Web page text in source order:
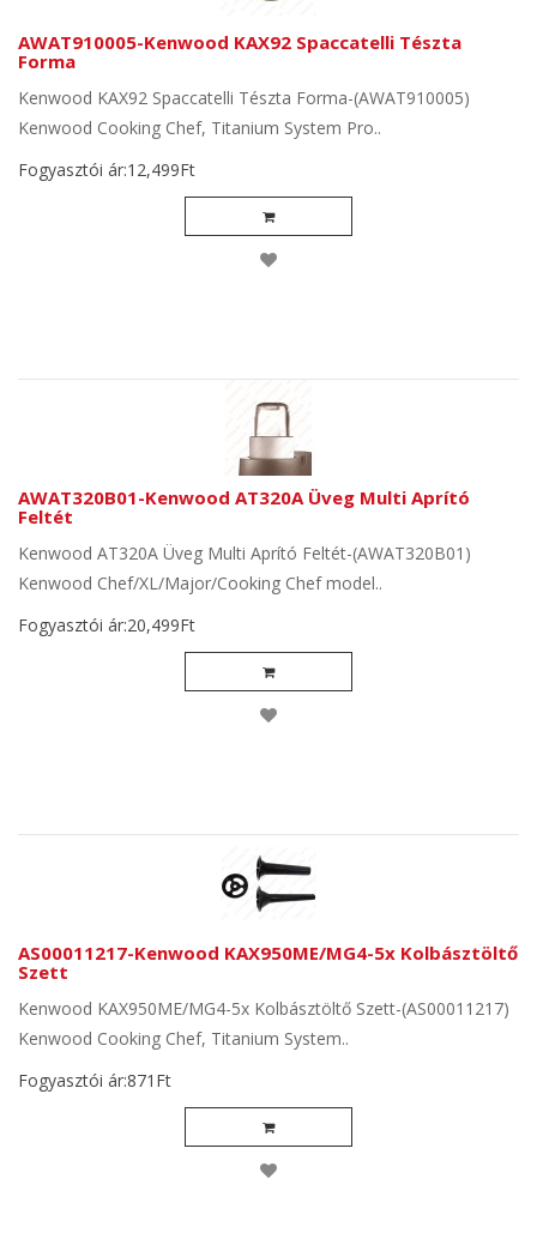
AWAT910005-Kenwood KAX92 Spaccatelli Tészta
Forma
Kenwood KAX92 Spaccatelli Tészta Forma-(AWAT910005)
Kenwood Cooking Chef, Titanium System Pro..
Fogyasztói ár:12,499Ft
AWAT320B01-Kenwood AT320A Üveg Multi Aprító
Feltét
Kenwood AT320A Üveg Multi Aprító Feltét-(AWAT320B01)
Kenwood Chef/XL/Major/Cooking Chef model..
Fogyasztói ár:20,499Ft
AS00011217-Kenwood KAX950ME/MG4-5x Kolbásztöltő
Szett
Kenwood KAX950ME/MG4-5x Kolbásztöltő Szett-(AS00011217)
Kenwood Cooking Chef, Titanium System..
Fogyasztói ár:871Ft